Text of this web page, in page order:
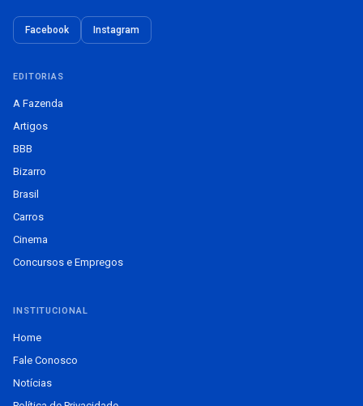
Facebook Instagram
EDITORIAS
A Fazenda
Artigos
BBB
Bizarro
Brasil
Carros
Cinema
Concursos e Empregos
INSTITUCIONAL
Home
Fale Conosco
Notícias